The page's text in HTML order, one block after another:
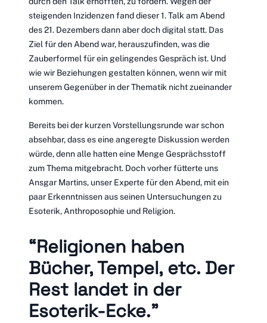
steigenden Inzidenzen fand dieser 1. Talk am Abend
des 21. Dezembers dann aber doch digital statt. Das
Ziel für den Abend war, herauszufinden, was die
Zauberformel für ein gelingendes Gespräch ist. Und
wie wir Beziehungen gestalten können, wenn wir mit
unserem Gegenüber in der Thematik nicht zueinander
kommen.
Bereits bei der kurzen Vorstellungsrunde war schon
absehbar, dass es eine angeregte Diskussion werden
würde, denn alle hatten eine Menge Gesprächsstoff
zum Thema mitgebracht. Doch vorher fütterte uns
Ansgar Martins, unser Experte für den Abend, mit ein
paar Erkenntnissen aus seinen Untersuchungen zu
Esoterik, Anthroposophie und Religion.
“Religionen haben
Bücher, Tempel, etc. Der
Rest landet in der
Esoterik-Ecke.”